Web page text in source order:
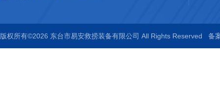
版权所有©2026 东台市易安救捞装备有限公司 All Rights Reserved 备